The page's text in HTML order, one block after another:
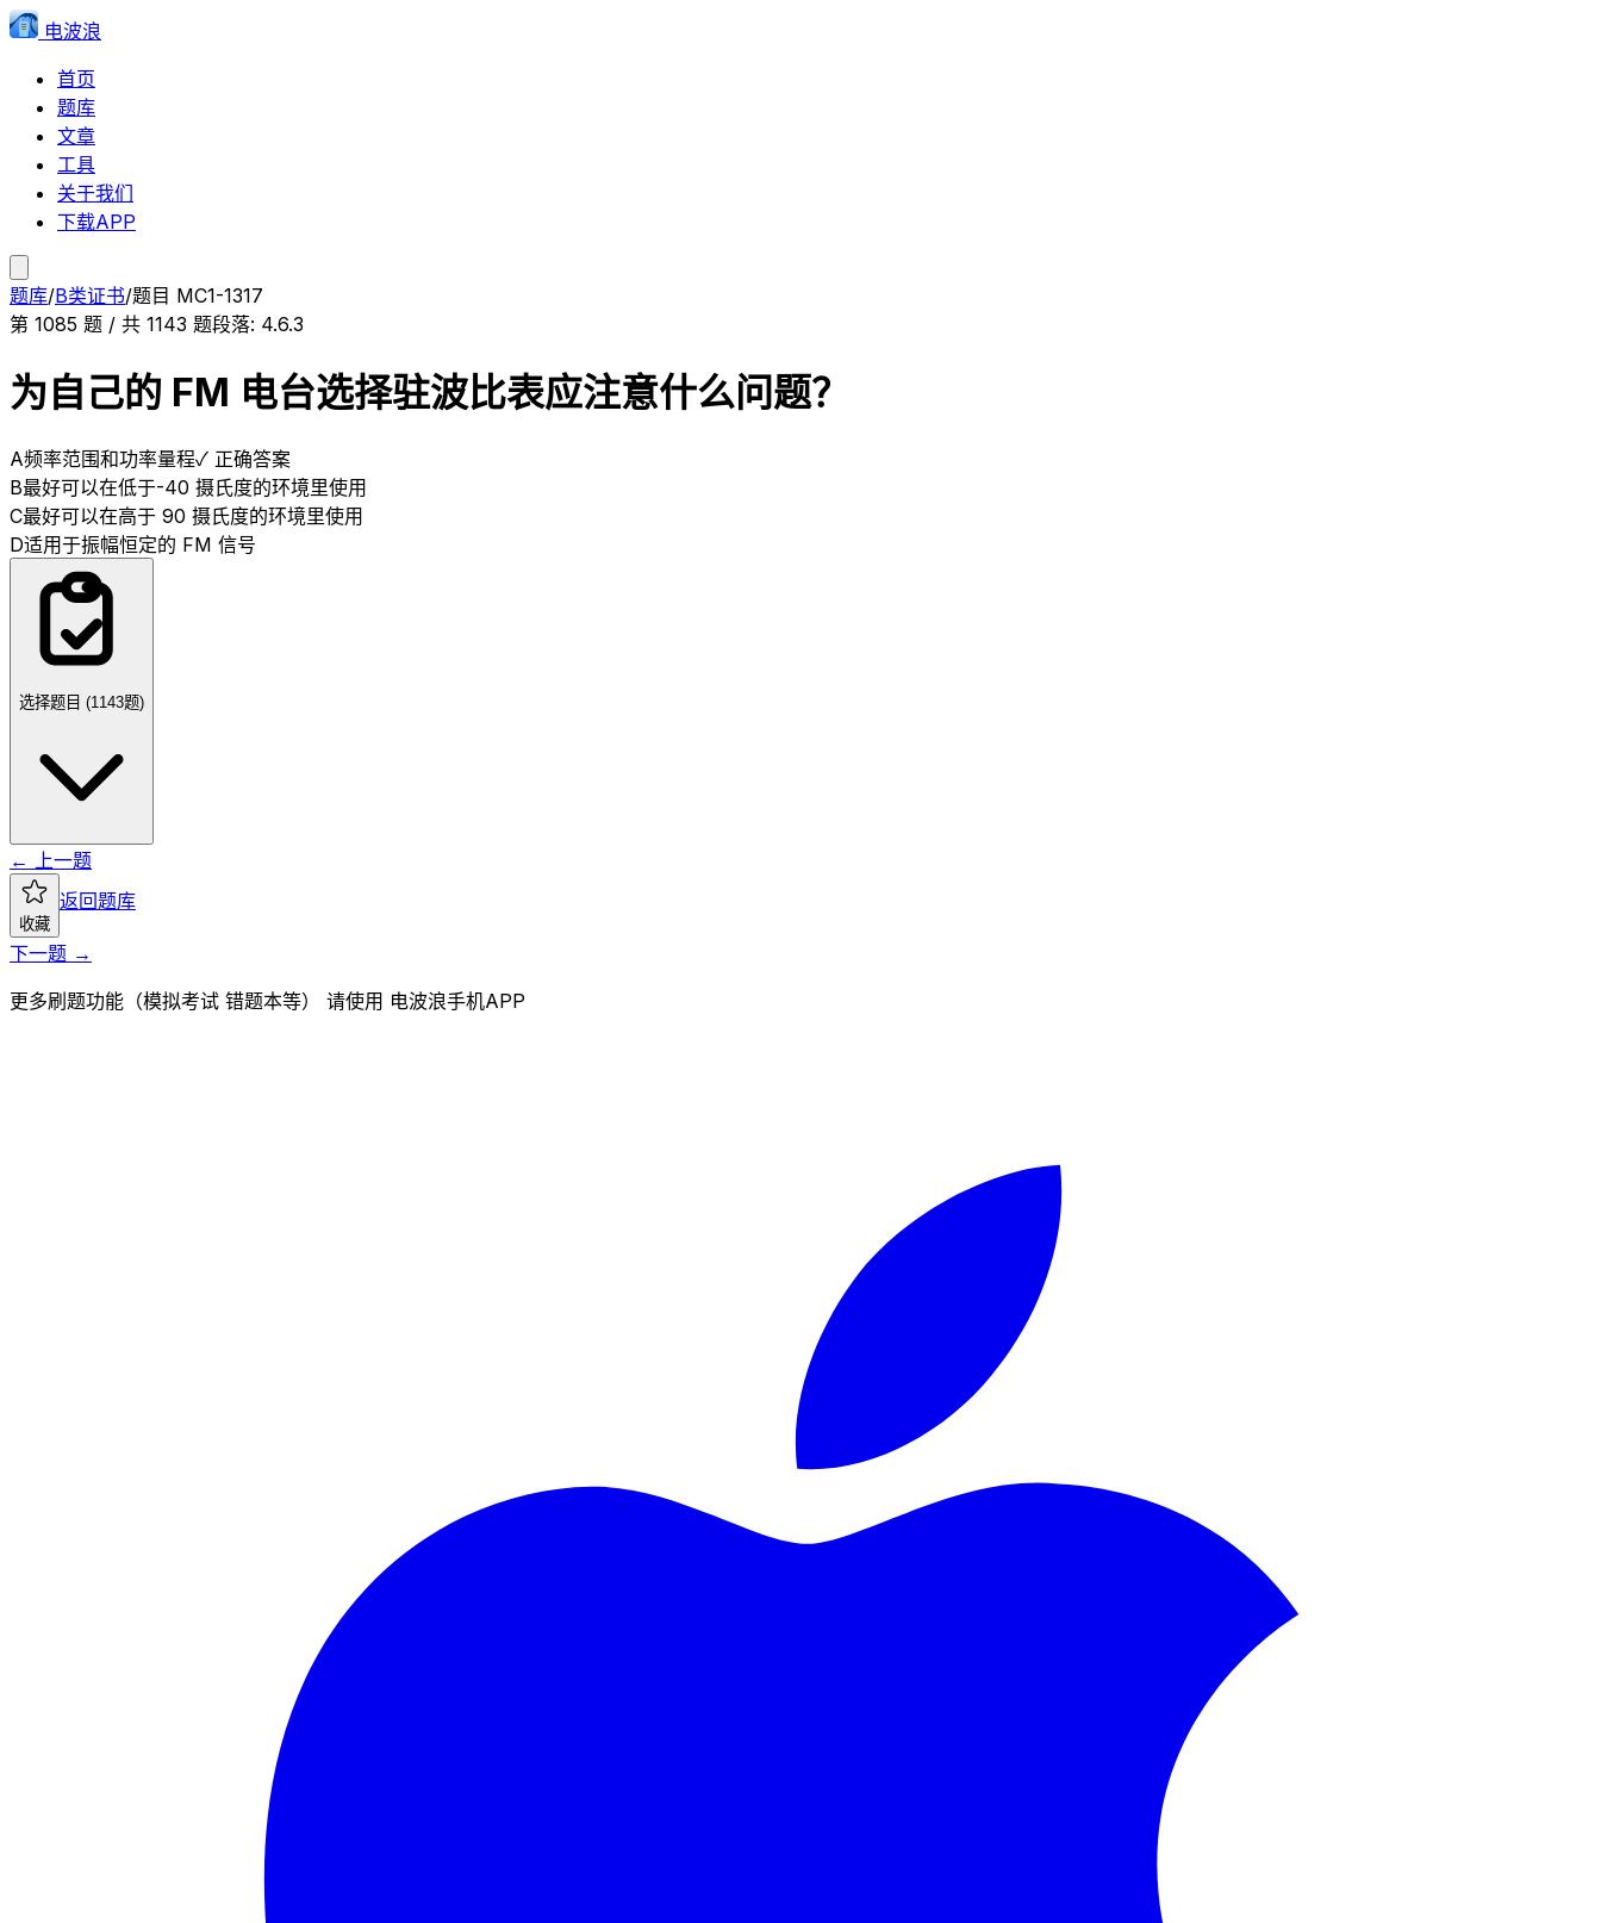
电波浪
首页
题库
文章
工具
关于我们
下载APP
题库/B类证书/题目 MC1-1317
第 1085 题 / 共 1143 题段落: 4.6.3
为自己的 FM 电台选择驻波比表应注意什么问题？
A频率范围和功率量程✓ 正确答案
B最好可以在低于-40 摄氏度的环境里使用
C最好可以在高于 90 摄氏度的环境里使用
D适用于振幅恒定的 FM 信号
选择题目 (1143题)
← 上一题
收藏
返回题库
下一题 →
更多刷题功能（模拟考试 错题本等） 请使用 电波浪手机APP